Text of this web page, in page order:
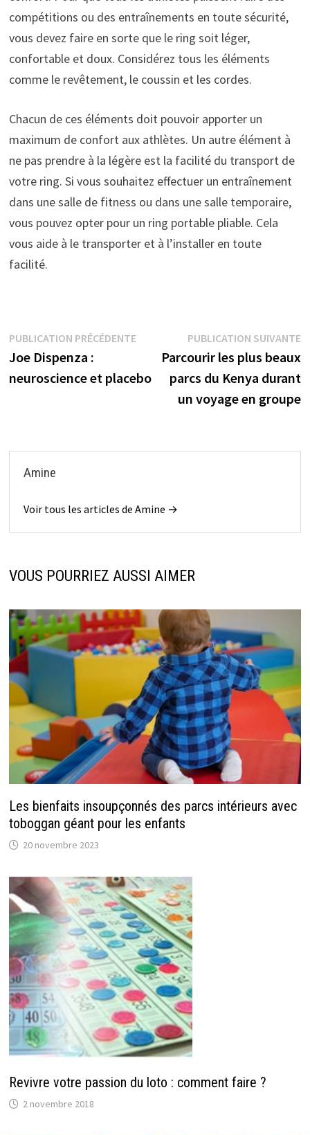
compétitions ou des entraînements en toute sécurité,
vous devez faire en sorte que le ring soit léger,
confortable et doux. Considérez tous les éléments
comme le revêtement, le coussin et les cordes.
Chacun de ces éléments doit pouvoir apporter un
maximum de confort aux athlètes. Un autre élément à
ne pas prendre à la légère est la facilité du transport de
votre ring. Si vous souhaitez effectuer un entraînement
dans une salle de fitness ou dans une salle temporaire,
vous pouvez opter pour un ring portable pliable. Cela
vous aide à le transporter et à l’installer en toute
facilité.
Navigation
de
PUBLICATION PRÉCÉDENTEPublication
précédente :
Joe Dispenza :
neuroscience et placebo
PUBLICATION SUIVANTE
Parcourir les plus beaux
parcs du Kenya durant
un voyage en groupe
Amine
Voir tous les articles de Amine →
VOUS POURRIEZ AUSSI AIMER
Les bienfaits insoupçonnés des parcs intérieurs avec
toboggan géant pour les enfants
20 novembre 2023
Revivre votre passion du loto : comment faire ?
2 novembre 2018